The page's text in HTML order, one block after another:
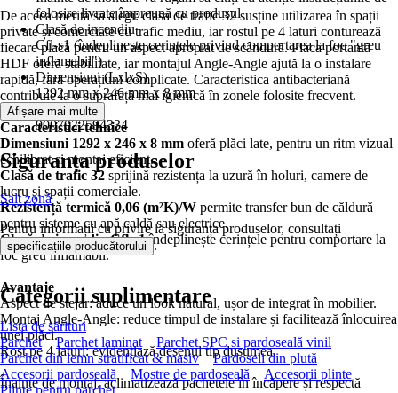
folosire livrate împreună cu produsul
Clasă de incendiu
Cfl-s1 (îndeplineşte cerinţele privind comportarea la foc "greu
inflamabil")
Dimensiuni (LxlxS)
1292 mm x 246 mm x 8 mm
EAN
9007022594334
De aceea merită să alegi: clasa de trafic 32 susține utilizarea în spații
private și comerciale cu trafic mediu, iar rostul pe 4 laturi conturează
fiecare placă pentru un aspect apropiat de scândură. Placa portantă
HDF oferă stabilitate, iar montajul Angle-Angle ajută la o instalare
rapidă, fără operațiuni complicate. Caracteristica antibacteriană
contribuie la o suprafață mai igienică în zonele folosite frecvent.
Caracteristici tehnice
Dimensiuni 1292 x 246 x 8 mm oferă plăci late, pentru un ritm vizual
echilibrat și montaj eficient.
Clasă de trafic 32 sprijină rezistența la uzură în holuri, camere de
lucru și spații comerciale.
Rezistență termică 0,06 (m²K)/W permite transfer bun de căldură
pentru sisteme cu apă caldă sau electrice.
Clasă de incendiu Cfl-s1îndeplinește cerințele pentru comportare la
foc greu inflamabil.
Avantaje
Aspect de stejar: aduce un look natural, ușor de integrat în mobilier.
Montaj Angle-Angle: reduce timpul de instalare și facilitează înlocuirea
unei plăci.
Rost pe 4 laturi: evidențiază desenul tip dușumea.
Înainte de montaj, aclimatizează pachetele în încăpere și respectă
Afișare mai multe
Siguranța produselor
Salt zonă
Pentru informații cu privire la siguranța produselor, consultați
specificațiile producătorului .
Categorii suplimentare
Lista de sărituri
Parchet
Parchet laminat
Parchet SPC si pardoseală vinil
Parchet din lemn stratificat & masiv
Pardoseli din plută
Accesorii pardoseală
Mostre de pardoseală
Accesorii plinte
Plinte pentru parchet